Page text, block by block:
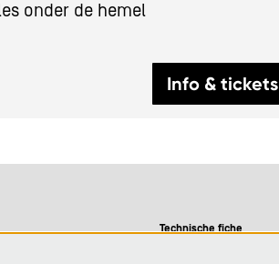
onder de hemel
Info & tickets
Technische fiche